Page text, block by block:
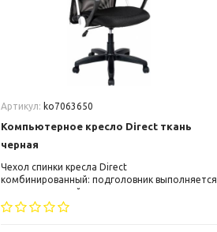
Артикул: ko7063650
Компьютерное кресло Direct ткань
черная
Чехол спинки кресла Direct
комбинированный: подголовник выполняется
из искусственной кожи, а основная часть
спинки это сетка Airmash. Сидение обивается